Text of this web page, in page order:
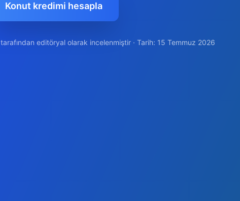
Konut kredimi hesapla
tarafından editöryal olarak incelenmiştir · Tarih: 15 Temmuz 2026